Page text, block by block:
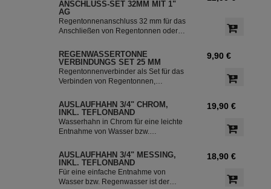
des Regenwassers und ist einfach zu
installieren. Damit können Sie bis zu
85 % des anfallenden Regenwassers
sammeln und in Ihre Regentonne
ANSCHLUSS-SET 32MM MIT 1"
AG
Regentonnenanschluss 32 mm für das
Anschließen von Regentonnen oder
Schlauchdurchmesser von 32 mm.
REGENWASSERTONNE
VERBINDUNGS SET 25 MM
Regentonnenverbinder als Set für das
Verbinden von Regentonnen,
Regenwassertank mit einem
Schlauchdurchmesser von 25 mm
9,90 €
AUSLAUFHAHN 3/4" CHROM,
INKL. TEFLONBAND
Wasserhahn in Chrom für eine leichte
Entnahme von Wasser bzw.
Der Absperrhahn hat ein 3/4 Zoll
Außengewinde für eine einfache
Montage an der Regenwassertonne.
Das Teflonband dichtete das Gewinde
19,90 €
AUSLAUFHAHN 3/4" MESSING,
INKL. TEFLONBAND
Für eine einfache Entnahme von
Wasser bzw. Regenwasser ist der
18,90 €